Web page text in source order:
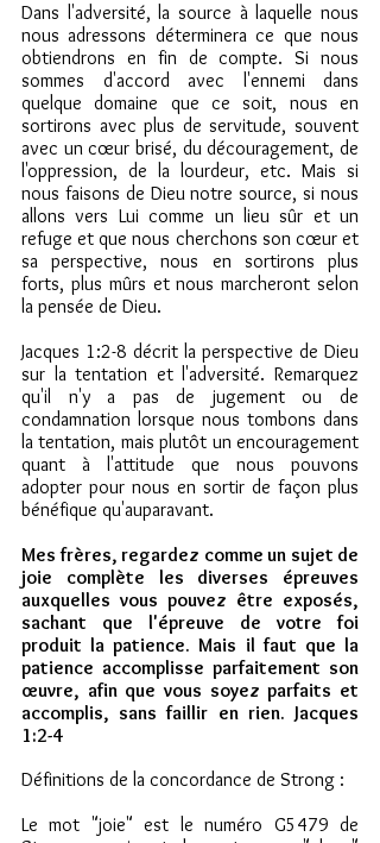
Dans l'adversité, la source à laquelle nous
nous adressons déterminera ce que nous
obtiendrons en fin de compte. Si nous
sommes d'accord avec l'ennemi dans
quelque domaine que ce soit, nous en
sortirons avec plus de servitude, souvent
avec un cœur brisé, du découragement, de
l'oppression, de la lourdeur, etc. Mais si
nous faisons de Dieu notre source, si nous
allons vers Lui comme un lieu sûr et un
refuge et que nous cherchons son cœur et
sa perspective, nous en sortirons plus
forts, plus mûrs et nous marcheront selon
la pensée de Dieu.
Jacques 1:2-8 décrit la perspective de Dieu
sur la tentation et l'adversité. Remarquez
qu'il n'y a pas de jugement ou de
condamnation lorsque nous tombons dans
la tentation, mais plutôt un encouragement
quant à l'attitude que nous pouvons
adopter pour nous en sortir de façon plus
bénéfique qu'auparavant.
Mes frères, regardez comme un sujet de
joie complète les diverses épreuves
auxquelles vous pouvez être exposés,
sachant que l'épreuve de votre foi
produit la patience. Mais il faut que la
patience accomplisse parfaitement son
œuvre, afin que vous soyez parfaits et
accomplis, sans faillir en rien. Jacques
1:2-4
Définitions de la concordance de Strong :
Le mot "joie" est le numéro G5479 de